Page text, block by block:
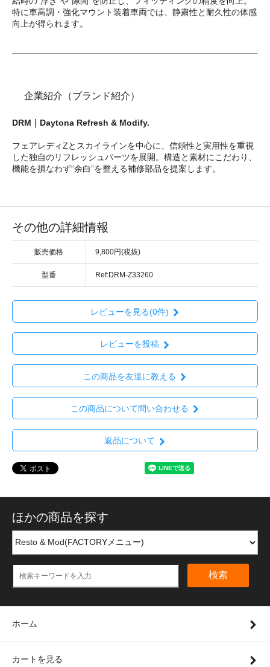
特に車高調・強化マウント装着車両では、静粛性と耐久性の体感
向上が得られます。
企業紹介（ブランド紹介）
DRM｜Daytona Refresh & Modify.
フェアレディZとスカイラインを中心に、信頼性と実用性を重視
した独自のリフレッシュパーツを展開。構造と素材にこだわり、
機能を損なわず“余白”を整える補修部品を提案します。
その他の詳細情報
販売価格 9,800円(税抜)
型番 Ref:DRM-Z33260
レビューを見る(0件)
レビューを投稿
この商品を友達に教える
この商品について問い合わせる
返品について
ほかの商品を探す
検索
ホーム
カートを見る